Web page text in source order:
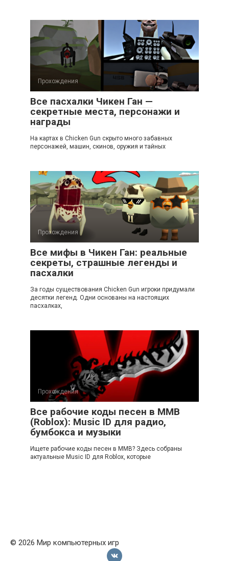
Прохождения
Все пасхалки Чикен Ган —
секретные места, персонажи и
награды
На картах в Chicken Gun скрыто много забавных
персонажей, машин, скинов, оружия и тайных
Прохождения
Все мифы в Чикен Ган: реальные
секреты, страшные легенды и
пасхалки
За годы существования Chicken Gun игроки придумали
десятки легенд. Одни основаны на настоящих
пасхалках,
Прохождения
Все рабочие коды песен в ММВ
(Roblox): Music ID для радио,
бумбокса и музыки
Ищете рабочие коды песен в ММВ? Здесь собраны
актуальные Music ID для Roblox, которые
© 2026 Мир компьютерных игр